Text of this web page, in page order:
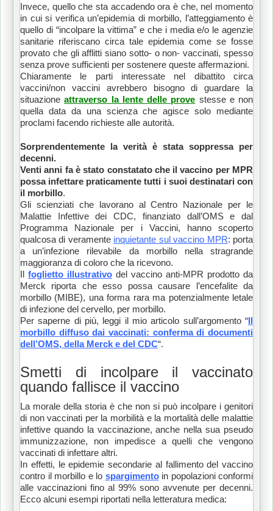
Invece, quello che sta accadendo ora è che, nel momento
in cui si verifica un’epidemia di morbillo, l’atteggiamento è
quello di “incolpare la vittima” e che i media e/o le agenzie
sanitarie riferiscano circa tale epidemia come se fosse
provato che gli afflitti siano sotto- o non- vaccinati, spesso
senza prove sufficienti per sostenere queste affermazioni.
Chiaramente le parti interessate nel dibattito circa
vaccini/non vaccini avrebbero bisogno di guardare la
situazioneattraverso la lente delle prove stesse e non
quella data da una scienza che agisce solo mediante
proclami facendo richieste alle autorità.
Sorprendentemente la verità è stata soppressa per
decenni.
Venti anni fa è stato constatato che il vaccino per MPR
possa infettare praticamente tutti i suoi destinatari con
il morbillo.
Gli scienziati che lavorano al Centro Nazionale per le
Malattie Infettive dei CDC, finanziato dall’OMS e dal
Programma Nazionale per i Vaccini, hanno scoperto
qualcosa di veramente inquietante sul vaccino MPR: porta
a un’infezione rilevabile da morbillo nella stragrande
maggioranza di coloro che la ricevono.
Il foglietto illustrativo del vaccino anti-MPR prodotto da
Merck riporta che esso possa causare l’encefalite da
morbillo (MIBE), una forma rara ma potenzialmente letale
di infezione del cervello, per morbillo.
Per saperne di più, leggi il mio articolo sull’argomento “Il
morbillo diffuso dai vaccinati: conferma di documenti
dell’OMS, della Merck e del CDC“.
Smetti di incolpare il vaccinato
quando fallisce il vaccino
La morale della storia è che non si può incolpare i genitori
di non vaccinati per la morbilità e la mortalità delle malattie
infettive quando la vaccinazione, anche nella sua pseudo
immunizzazione, non impedisce a quelli che vengono
vaccinati di infettare altri.
In effetti, le epidemie secondarie al fallimento del vaccino
contro il morbillo e lo spargimentoin popolazioni conformi
alle vaccinazioni fino al 99% sono avvenute per decenni.
Ecco alcuni esempi riportati nella letteratura medica: